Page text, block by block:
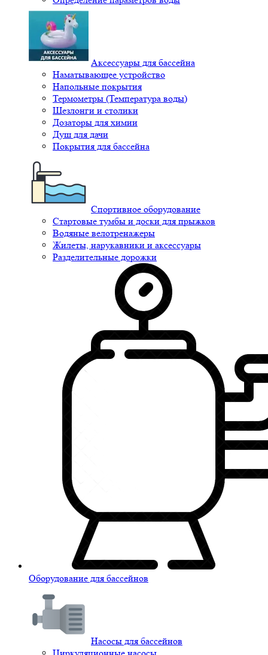
Аксессуары для бассейна
Наматывающее устройство
Напольные покрытия
Термометры (Температура воды)
Шезлонги и столики
Дозаторы для химии
Душ для дачи
Покрытия для бассейна
Спортивное оборудование
Стартовые тумбы и доски для прыжков
Водяные велотренажеры
Жилеты, нарукавники и аксессуары
Разделительные дорожки
Оборудование для бассейнов
Насосы для бассейнов